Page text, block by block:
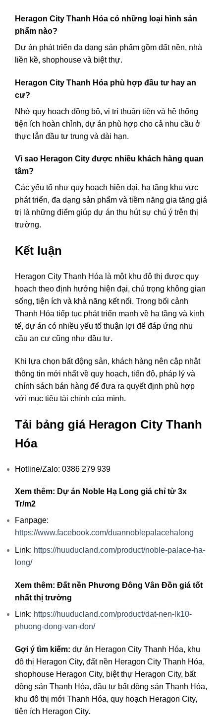
Heragon City Thanh Hóa có những loại hình sản
phẩm nào?
Dự án phát triển đa dạng sản phẩm gồm đất nền, nhà
liền kề, shophouse và biệt thự.
Heragon City Thanh Hóa phù hợp đầu tư hay an
cư?
Nhờ quy hoạch đồng bộ, vị trí thuận tiện và hệ thống
tiện ích hoàn chỉnh, dự án phù hợp cho cả nhu cầu ở
thực lẫn đầu tư trung và dài hạn.
Vì sao Heragon City được nhiều khách hàng quan
tâm?
Các yếu tố như quy hoạch hiện đại, hạ tầng khu vực
phát triển, đa dạng sản phẩm và tiềm năng gia tăng giá
trị là những điểm giúp dự án thu hút sự chú ý trên thị
trường.
Kết luận
Heragon City Thanh Hóa là một khu đô thị được quy
hoạch theo định hướng hiện đại, chú trọng không gian
sống, tiện ích và khả năng kết nối. Trong bối cảnh
Thanh Hóa tiếp tục phát triển mạnh về hạ tầng và kinh
tế, dự án có nhiều yếu tố thuận lợi để đáp ứng nhu
cầu an cư cũng như đầu tư.
Khi lựa chọn bất động sản, khách hàng nên cập nhật
thông tin mới nhất về quy hoạch, tiến độ, pháp lý và
chính sách bán hàng để đưa ra quyết định phù hợp
với mục tiêu tài chính của mình.
Tải bảng giá Heragon City Thanh
Hóa
Hotline/Zalo: 0386 279 939
Xem thêm: Dự án Noble Hạ Long giá chỉ từ 3x
Tr/m2
Fanpage:
https://www.facebook.com/duannoblepalacehalong
Link: https://huuducland.com/product/noble-palace-ha-
long/
Xem thêm: Đất nền Phương Đông Vân Đồn giá tốt
nhất thị trường
Link: https://huuducland.com/product/dat-nen-lk10-
phuong-dong-van-don/
Gợi ý tìm kiếm: dự án Heragon City Thanh Hóa, khu
đô thị Heragon City, đất nền Heragon City Thanh Hóa,
shophouse Heragon City, biệt thự Heragon City, bất
động sản Thanh Hóa, đầu tư bất động sản Thanh Hóa,
khu đô thị mới Thanh Hóa, quy hoạch Heragon City,
tiện ích Heragon City.